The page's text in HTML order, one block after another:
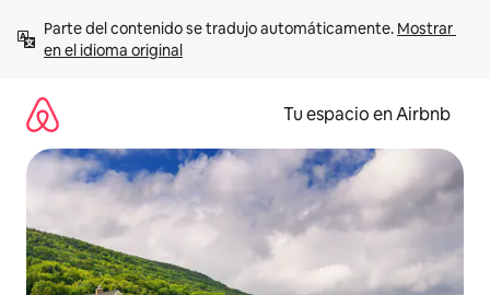
contenido
Parte del contenido se tradujo automáticamente. Mostrar
en el idioma original
Tu espacio en Airbnb